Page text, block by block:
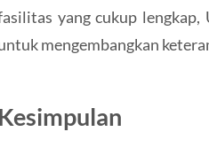
yang cukup lengkap,
mengembangkan
Kesimpulan